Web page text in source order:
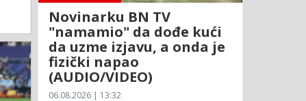
Novinarku BN TV
"namamio" da dođe kući
da uzme izjavu, a onda je
fizički napao
(AUDIO/VIDEO)
06.08.2026 | 13:32